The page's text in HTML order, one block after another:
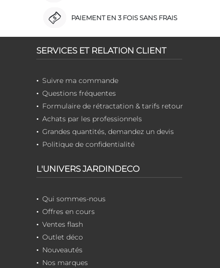
PAIEMENT EN 3 FOIS SANS FRAIS
SERVICES ET RELATION CLIENT
Suivre ma commande
Questions fréquentes
Formulaire de rétractation & tarifs retour
Achats par les professionnels
Grandes quantités, demandez un devis
Politique de confidentialité
L'UNIVERS JARDINDECO
Qui sommes-nous
Offres en cours
Ventes flash
Outlet déco
Nouveautés
Nos marques